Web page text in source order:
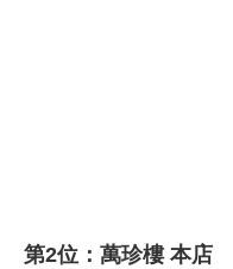
建設×テクノロジーの最前線
第2位：萬珍樓 本店